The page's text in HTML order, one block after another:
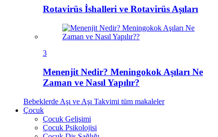
Rotavirüs İshalleri ve Rotavirüs Aşıları
3
Menenjit Nedir? Meningokok Aşıları Ne
Zaman ve Nasıl Yapılır?
Bebeklerde Aşı ve Aşı Takvimi tüm makaleler
Çocuk
Çocuk Gelişimi
Çocuk Psikolojisi